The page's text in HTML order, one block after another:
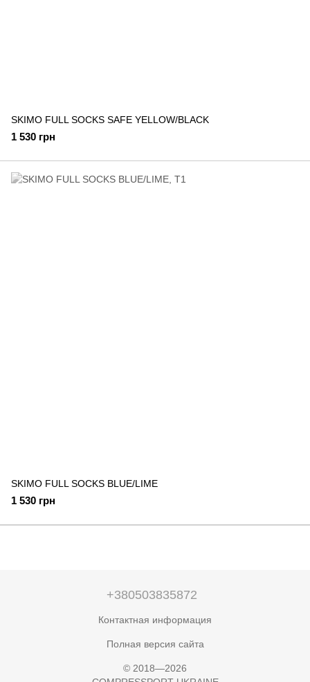
SKIMO FULL SOCKS SAFE YELLOW/BLACK
1 530 грн
SKIMO FULL SOCKS BLUE/LIME
1 530 грн
+380503835872
Контактная информация
Полная версия сайта
© 2018—2026